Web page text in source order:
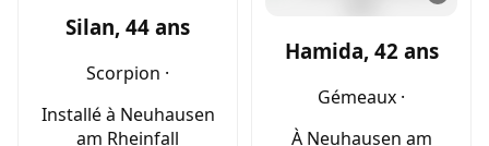
Silan, 44 ans
Scorpion ·
Installé à Neuhausen
am Rheinfall
Hamida, 42 ans
Gémeaux ·
À Neuhausen am